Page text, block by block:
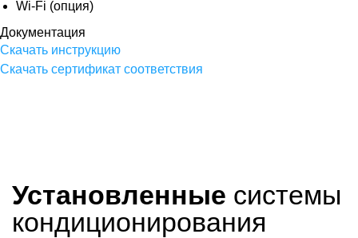
Wi-Fi (опция)
Документация
Скачать инструкцию
Скачать сертификат соответствия
Установленные системы
кондиционирования